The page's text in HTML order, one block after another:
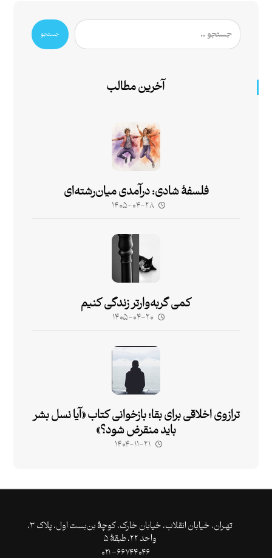
جستجو
آخرین مطالب
فلسفۀ شادی: درآمدی میان‌رشته‌ای
۱۴۰۵-۰۴-۲۸
کمی گربه‌وارتر زندگی کنیم
۱۴۰۵-۰۴-۲۰
ترازوی اخلاقی برای بقا؛ بازخوانی کتاب «آیا نسل بشر
باید منقرض شود؟»
۱۴۰۴-۱۱-۲۱
تهـران،‌ خیابان انقلاب، خیابان خارک، کوچۀ بن‌بست اول، پلاک ۳،
واحد ۲۲، طبقۀ ۵